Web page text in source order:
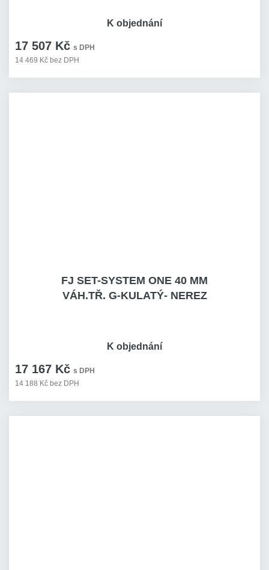
17 507 Kč s DPH
14 469 Kč bez DPH
K objednání
FJ SET-SYSTEM ONE 40 MM
VÁH.TŘ. G-KULATÝ- NEREZ
17 167 Kč s DPH
14 188 Kč bez DPH
K objednání